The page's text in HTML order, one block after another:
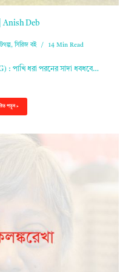
Anish Deb
,সিরিজ বই 14 Min Read
: পাখি ধরা পরনের সাদা ধবধবে…
পড়ুন »